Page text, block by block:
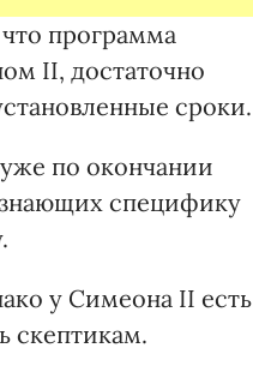
программа
II, достаточно
сроки.
по окончании
знающих специфику
у Симеона II есть
скептикам.